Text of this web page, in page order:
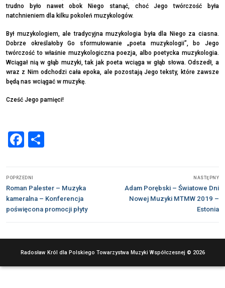
trudno było nawet obok Niego stanąć, choć Jego twórczość była
natchnieniem dla kilku pokoleń muzykologów.
Był muzykologiem, ale tradycyjna muzykologia była dla Niego za ciasna.
Dobrze określałoby Go sformułowanie „poeta muzykologii”, bo Jego
twórczość to właśnie muzykologiczna poezja, albo poetycka muzykologia.
Wciągał nią w głąb muzyki, tak jak poeta wciąga w głąb słowa. Odszedł, a
wraz z Nim odchodzi cała epoka, ale pozostają Jego teksty, które zawsze
będą nas wciągać w muzykę.
Cześć Jego pamięci!
Facebook
wpisu
POPRZEDNI
Poprzedni
wpis:
Roman Palester – Muzyka
kameralna – Konferencja
poświęcona promocji płyty
NASTĘPNY
Następny
wpis:
Adam Porębski – Światowe Dni
Nowej Muzyki MTMW 2019 –
Estonia
Radosław Król dla Polskiego Towarzystwa Muzyki Współczesnej © 2026